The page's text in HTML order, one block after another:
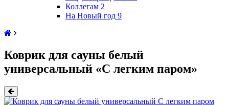
Коллегам 2
На Новый год 9
Коврик для сауны белый
универсальный «С легким паром»